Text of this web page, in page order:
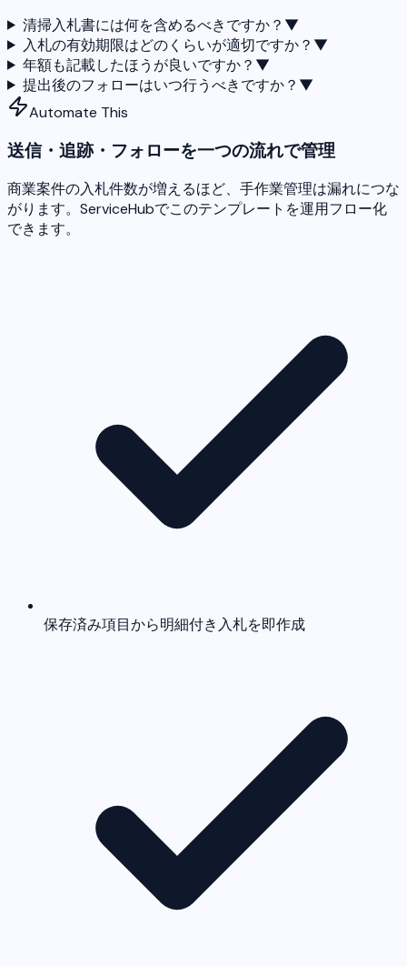
清掃入札書には何を含めるべきですか？ ▼
入札の有効期限はどのくらいが適切ですか？ ▼
年額も記載したほうが良いですか？ ▼
提出後のフォローはいつ行うべきですか？ ▼
Automate This
送信・追跡・フォローを一つの流れで管理
商業案件の入札件数が増えるほど、手作業管理は漏れにつな
がります。ServiceHubでこのテンプレートを運用フロー化
できます。
保存済み項目から明細付き入札を即作成